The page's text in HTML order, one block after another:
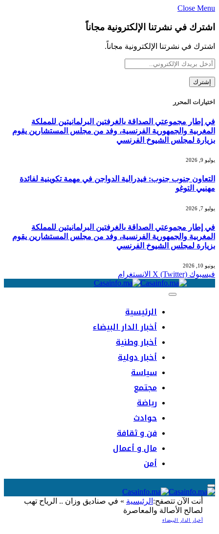
Close Menu
اشترك في نشرتنا الإلكترونية مجاناً
اشترك في نشرتنا الإلكترونية مجاناً.
اختيارات المحرر
في إطار مجموعتي الصداقة بالغرفتين البرلمانيتين للمملكة
المغربية والجمهورية الفرنسية، وفد من مجلس المستشارين يقوم
بزيارة لمجلس الشيوخ الفرنسي
يوليو 9, 2026
التعاون جنوب جنوب: فيدرالية الدواجن في مهمة تكوينية لفائدة
مهنيي التوغو
يوليو 7, 2026
في إطار مجموعتي الصداقة بالغرفتين البرلمانيتين للمملكة
المغربية والجمهورية الفرنسية، وفد من مجلس المستشارين يقوم
بزيارة لمجلس الشيوخ الفرنسي
يونيو 10, 2026
فيسبوك X (Twitter) الانستغرام
الرئيسية
أخبار الدار البيضاء
أخبار وطنية
أخبار دولية
سياسة
مجتمع
رياضة
حوادث
فن و ثقافة
مال و أعمال
أمن
أنت الآن تتصفح:الرئيسية»في صناديق وزان .. الرياح تهب
لصالح الأصالة والمعاصرة
أخبار الدار البيضاء